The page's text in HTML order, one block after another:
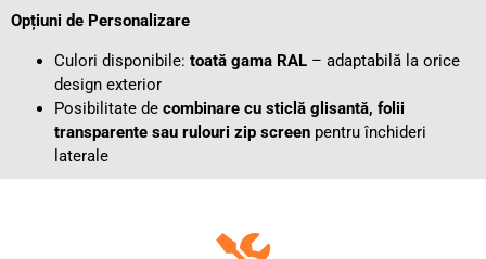
Opțiuni de Personalizare
Culori disponibile: toată gama RAL – adaptabilă la orice
design exterior
Posibilitate de combinare cu sticlă glisantă, folii
transparente sau rulouri zip screen pentru închideri
laterale